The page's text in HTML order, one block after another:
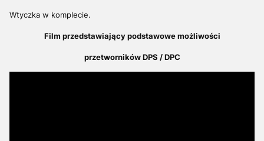
Wtyczka w komplecie.
Film przedstawiający podstawowe możliwości
przetworników DPS / DPC